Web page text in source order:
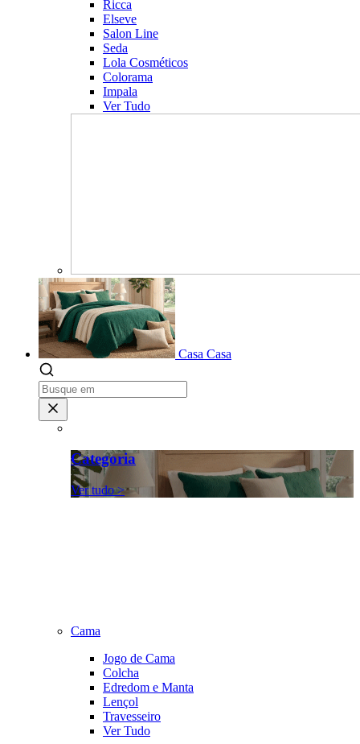
Ricca
Elseve
Salon Line
Seda
Lola Cosméticos
Colorama
Impala
Ver Tudo
Casa Casa
Categoria
Ver tudo >
Cama
Jogo de Cama
Colcha
Edredom e Manta
Lençol
Travesseiro
Ver Tudo